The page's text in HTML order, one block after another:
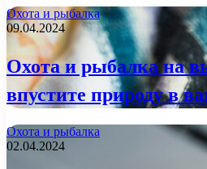
Охота и рыбалка
09.04.2024
Охота и рыбалка на
впустите природу в
Охота и рыбалка
02.04.2024